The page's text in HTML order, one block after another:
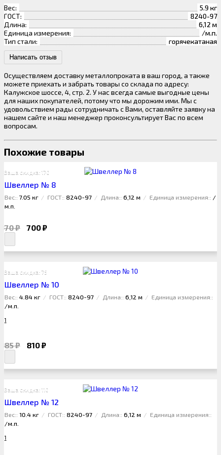
Вес:
5.9 кг
ГОСТ:
8240-97
Длина:
6,12 м
Единица измерения:
/м.п.
Тип стали:
горячекатаная
Написать отзыв
Осуществляем доставку металлопроката в ваш город, а также
можете приехать и забрать товары со склада по адресу:
Калужское шоссе, 4, стр. 2. У нас всегда самые выгодные цены
для наших покупателей, потому что мы дорожим ими. Мы с
удовольствием рады сотрудничать с Вами, оставляйте заявку на
нашем сайте и наш менеджер проконсультирует Вас по всем
вопросам.
Похожие товары
Ваша скидка: 170 ₽
Швеллер № 8
Вес:: 7.05 кг ГОСТ:: 8240-97 Длина:: 6,12 м Единица измерения:: /
м.п.
870 ₽ 700 ₽
Ваша скидка: 75 ₽
Швеллер № 10
Вес:: 4.84 кг ГОСТ:: 8240-97 Длина:: 6,12 м
Единица измерения::
/м.п.
1
885 ₽ 810 ₽
Ваша скидка: 110 ₽
Швеллер № 12
Вес:: 10.4 кг ГОСТ:: 8240-97 Длина:: 6,12 м
Единица измерения::
/м.п.
1